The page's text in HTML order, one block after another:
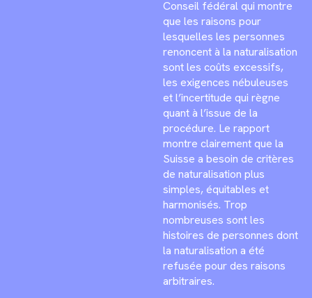
Conseil fédéral qui montre
que les raisons pour
lesquelles les personnes
renoncent à la naturalisation
sont les coûts excessifs,
les exigences nébuleuses
et l’incertitude qui règne
quant à l’issue de la
procédure. Le rapport
montre clairement que la
Suisse a besoin de critères
de naturalisation plus
simples, équitables et
harmonisés. Trop
nombreuses sont les
histoires de personnes dont
la naturalisation a été
refusée pour des raisons
arbitraires.